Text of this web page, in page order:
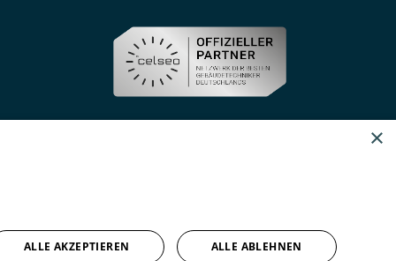
×
ALLE AKZEPTIEREN ALLE ABLEHNEN